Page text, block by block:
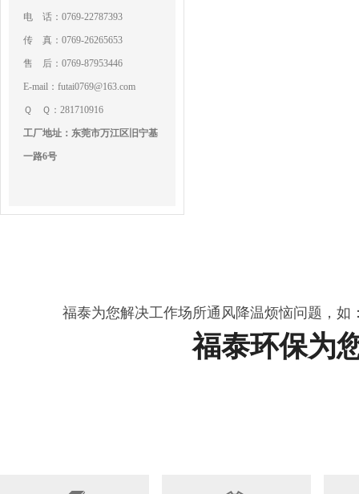
电 话：0769-22787393
传 真：0769-26265653
售 后：0769-87953446
E-mail：futai0769@163.com
Ｑ Ｑ：281710916
工厂地址：东莞市万江区旧宁基
一路6号
福泰为您解决工作场所通风降温烦恼问题，
福泰环保为